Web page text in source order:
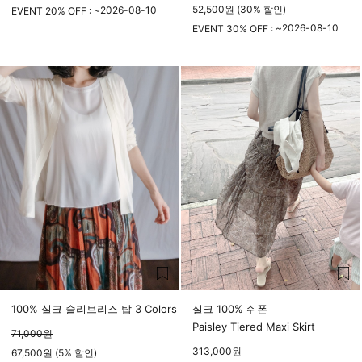
EVENT 20% OFF : ~2026-08-10
52,500원 (30% 할인)
EVENT 30% OFF : ~2026-08-10
100% 실크 슬리브리스 탑 3 Colors
71,000원
67,500원 (5% 할인)
실크 100% 쉬폰
Paisley Tiered Maxi Skirt
313,000원